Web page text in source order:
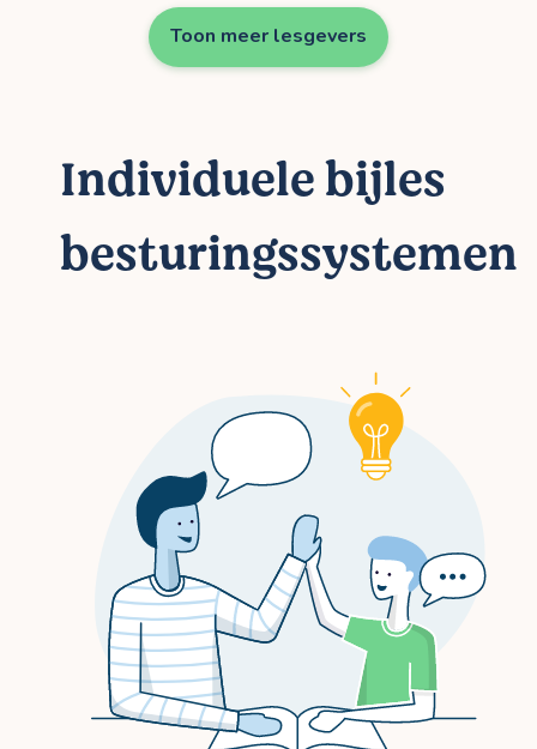
Toon meer lesgevers
Individuele bijles
besturingssystemen